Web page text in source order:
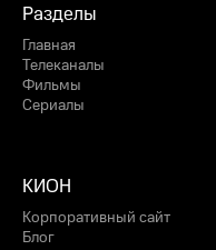
Разделы
Главная
Телеканалы
Фильмы
Сериалы
КИОН
Корпоративный сайт
Блог